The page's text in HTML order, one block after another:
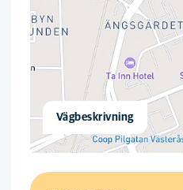
Vägbeskrivning